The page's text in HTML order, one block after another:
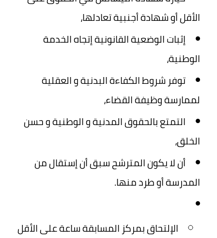
الأقل أو شهادة أجنبية تعادلها،
إثبات الوضعية القانونية إتجاه الخدمة
الوطنية،
توفر شروط الكفاءة البدنية و العقلية
لممارسة وظيفة القضاء،
التمتع بالحقوق المدنية و الوطنية و حسن
الخلق،
أن لا يكون المترشح سبق أن إستقال من
المدرسة أو طرد منها.
الإلتحاق بمركز المسابقة ساعة على الأقل